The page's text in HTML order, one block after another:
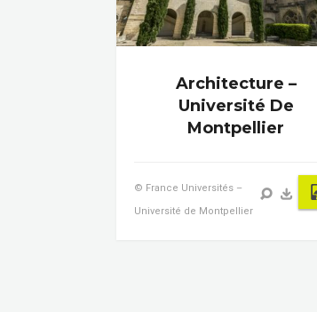
Architecture –
Université De
Montpellier
© France Universités –
Université de Montpellier